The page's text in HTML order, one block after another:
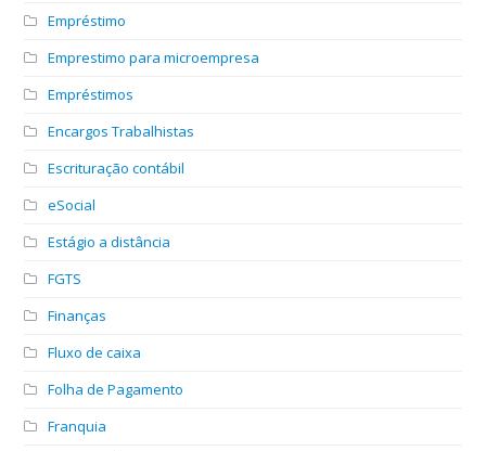
Empréstimo
Emprestimo para microempresa
Empréstimos
Encargos Trabalhistas
Escrituração contábil
eSocial
Estágio a distância
FGTS
Finanças
Fluxo de caixa
Folha de Pagamento
Franquia